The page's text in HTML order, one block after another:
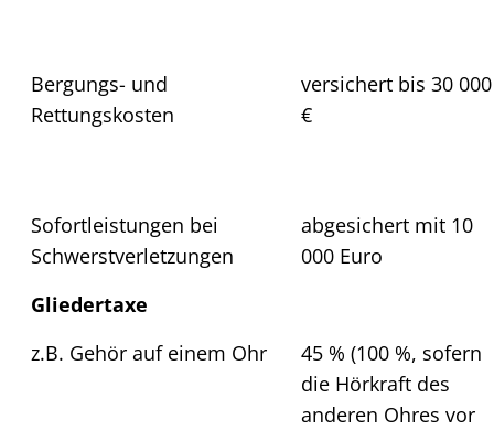
Bergungs- und
Rettungskosten
versichert bis 30 000
€
Sofortleistungen bei
Schwerstverletzungen
abgesichert mit 10
000 Euro
Gliedertaxe
z.B. Gehör auf einem Ohr
45 % (100 %, sofern
die Hörkraft des
anderen Ohres vor